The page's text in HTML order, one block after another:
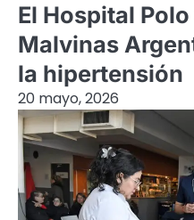
El Hospital
Malvinas
la hipertensión
20 mayo, 2026